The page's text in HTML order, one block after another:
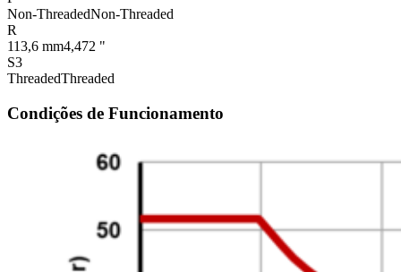
Non-ThreadedNon-Threaded
R
113,6 mm4,472 "
S3
ThreadedThreaded
Condições de Funcionamento